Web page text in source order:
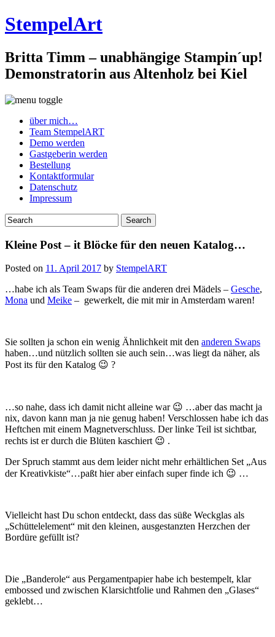
StempelArt
Britta Timm – unabhängige Stampin´up!
Demonstratorin aus Altenholz bei Kiel
über mich…
Team StempelART
Demo werden
Gastgeberin werden
Bestellung
Kontaktformular
Datenschutz
Impressum
Kleine Post – it Blöcke für den neuen Katalog…
Posted on 11. April 2017 by StempelART
…habe ich als Team Swaps für die anderen drei Mädels – Gesche,
Mona und Meike – gewerkelt, die mit mir in Amsterdam waren!
Sie sollten ja schon ein wenig Ähnlichkeit mit den anderen Swaps
haben…und nützlich sollten sie auch sein…was liegt da näher, als
Post its für den Katalog 😉 ?
…so nahe, dass ich damit nicht alleine war 😉 …aber das macht ja
nix, davon kann man ja nie genug haben! Verschlossen habe ich das
Heftchen mit einem Magnetverschluss. Der linke Teil ist sichtbar,
rechts ist er durch die Blüten kaschiert 😉 .
Der Spruch stammt aus dem leider nicht mehr erhältlichen Set „Aus
der Kreativkiste“…paßt hier aber einfach super finde ich 😉 …
Vielleicht hast Du schon entdeckt, dass das süße Weckglas als
„Schüttelelement“ mit den kleinen, ausgestanzten Herzchen der
Bordüre gefüllt ist?
Die „Banderole“ aus Pergamentpapier habe ich bestempelt, klar
embossed und zwischen Klarsichtfolie und Rahmen den „Glases“
geklebt…